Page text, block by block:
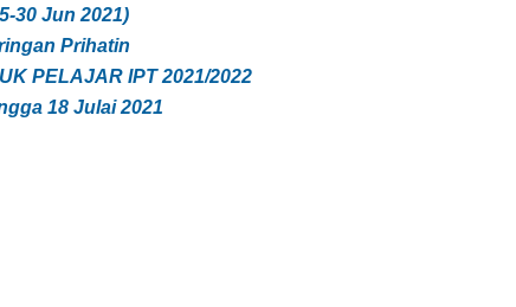
30 Jun 2021)
Prihatin
PELAJAR IPT 2021/2022
18 Julai 2021